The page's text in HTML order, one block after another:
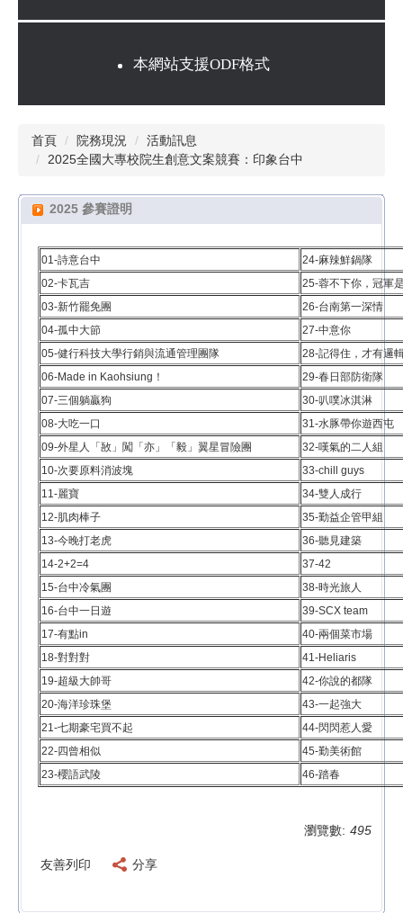
本網站支援ODF格式
首頁 院務現況
活動訊息
2025全國大專校院生創意文案競賽：印象台中
2025 參賽證明
01-詩意台中 24-麻辣鮮鍋隊
02-卡瓦吉
25-蓉不下你，冠軍
03-新竹罷免團
26-台南第一深情
04-孤中大節
27-中意你
05-健行科技大學行銷與流通管理團隊
28-記得住，才有邏
06-Made in Kaohsiung！
29-春日部防衛隊
07-三個躺贏狗
30-叭噗冰淇淋
08-大吃一口
31-水豚帶你遊西屯
09-外星人「敔」闖「亦」「毅」翼星冒險團
32-嘆氣的二人組
10-次要原料消波塊
33-chill guys
11-麗寶
34-雙人成行
12-肌肉棒子
35-勤益企管甲組
13-今晚打老虎
36-聽見建築
14-2+2=4
37-42
15-台中冷氣團
38-時光旅人
16-台中一日遊
39-SCX team
17-有點in
40-兩個菜市場
18-對對對
41-Heliaris
19-超級大帥哥
42-你說的都隊
20-海洋珍珠堡
43-一起強大
21-七期豪宅買不起
44-閃閃惹人愛
22-四曾相似
45-勤美術館
23-櫻語武陵
46-踏春
瀏覽數: 495
友善列印 分享